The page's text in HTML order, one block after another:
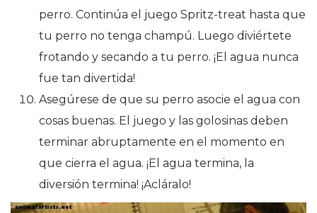
perro. Continúa el juego Spritz-treat hasta que
tu perro no tenga champú. Luego diviértete
frotando y secando a tu perro. ¡El agua nunca
fue tan divertida!
Asegúrese de que su perro asocie el agua con
cosas buenas. El juego y las golosinas deben
terminar abruptamente en el momento en
que cierra el agua. ¡El agua termina, la
diversión termina! ¡Acláralo!